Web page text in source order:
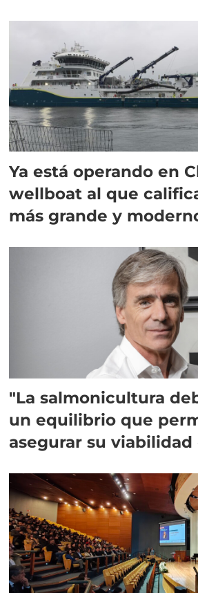
Ya está operando en
wellboat al que
más grande y
"La salmonicultura
un equilibrio que
asegurar su